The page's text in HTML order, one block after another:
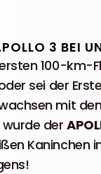
3 BEI
100-km-
sei der
mit
wurde der
Kaninchen